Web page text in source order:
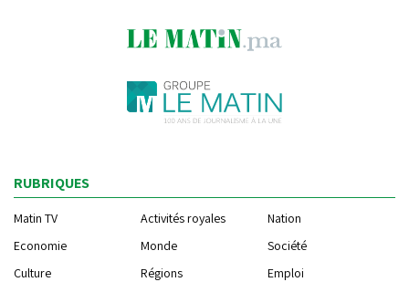
RUBRIQUES
Matin TV Activités royales
Nation
Economie
Monde
Société
Culture
Régions
Emploi